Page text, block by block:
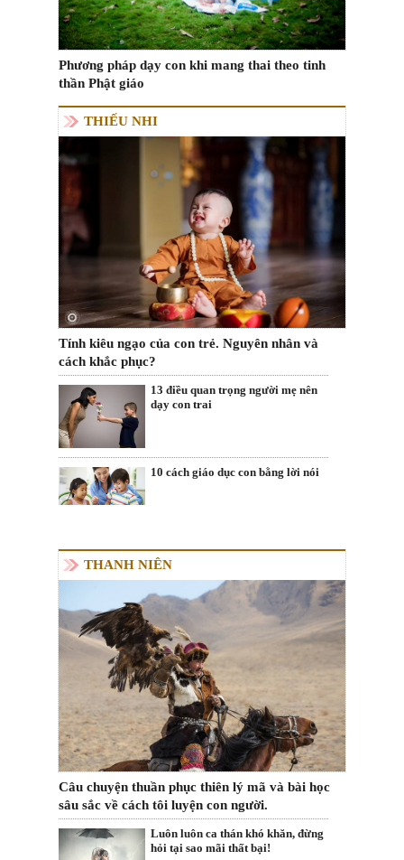
Phương pháp dạy con khi mang thai theo tinh
thần Phật giáo
THIẾU NHI
Tính kiêu ngạo của con trẻ. Nguyên nhân và
cách khắc phục?
13 điều quan trọng người mẹ nên
dạy con trai
10 cách giáo dục con bằng lời nói
THANH NIÊN
Câu chuyện thuần phục thiên lý mã và bài học
sâu sắc về cách tôi luyện con người.
Luôn luôn ca thán khó khăn, đừng
hỏi tại sao mãi thất bại!